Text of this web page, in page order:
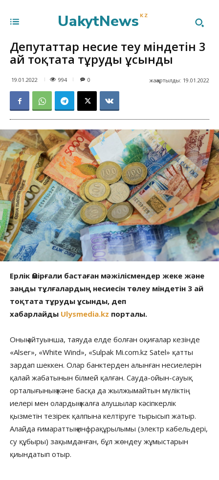
UakytNews KZ
Депутаттар несие өтеу міндетін 3
ай тоқтата тұруды ұсынды
19.01.2022 994 жаңартылды: 19.01.2022
0
Ерлік Өмірғали бастаған мәжілісмендер жеке және
заңды тұлғалардың несиесін төлеу міндетін 3 ай
тоқтата тұруды ұсынды, деп
хабарлайды Ulysmedia.kz порталы.
Оның айтуынша, таяуда елде болған оқиғалар кезінде
«Alser», «White Wind», «Sulpak Mi.com.kz Satel» қатты
зардап шеккен. Олар банктерден алынған несиелерін
қалай жабатынын білмей қалған. Сауда-ойын-сауық
орталығының және басқа да жылжымайтын мүліктің
иелері мен олардың жалға алушылар кәсіпкерлік
қызметін тезірек қалпына келтіруге тырысып жатыр.
Алайда ғимараттың инфрақұрылымы (электр кабельдері,
су құбыры) зақымданған, бұл жөндеу жұмыстарын
қиындатып отыр.